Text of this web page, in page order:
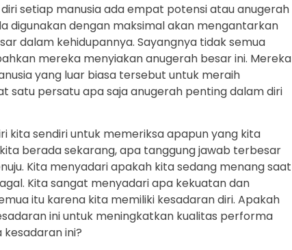
setiap manusia ada empat potensi atau anugerah
digunakan dengan maksimal akan mengantarkan
dalam kehidupannya. Sayangnya tidak semua
mereka menyiakan anugerah besar ini. Mereka
yang luar biasa tersebut untuk meraih
satu persatu apa saja anugerah penting dalam diri
kita sendiri untuk memeriksa apapun yang kita
berada sekarang, apa tanggung jawab terbesar
Kita menyadari apakah kita sedang menang saat
Kita sangat menyadari apa kekuatan dan
itu karena kita memiliki kesadaran diri. Apakah
ini untuk meningkatkan kualitas performa
ini?